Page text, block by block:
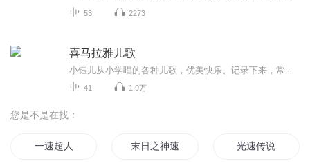
53 2273
喜马拉雅儿歌
41 1.9万
您是不是在找：
一速超人 末日之神速大师 光速传说